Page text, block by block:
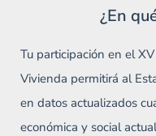
¿En
Tu participación en el
Vivienda permitirá al
en datos actualizados
económica y social